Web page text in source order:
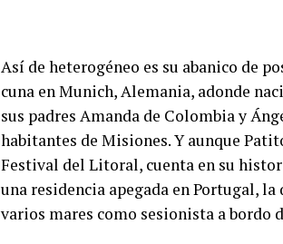
Así de heterogéneo es su abanico de
cuna en Munich, Alemania, adonde
sus padres Amanda de Colombia y
habitantes de Misiones. Y aunque
Festival del Litoral, cuenta en su
una residencia apegada en Portugal,
varios mares como sesionista a bordo